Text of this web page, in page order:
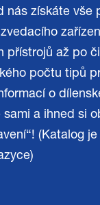
nás získáte vše
přístrojů až po
počtu tipů
o
sami a ihned si
(Katalog